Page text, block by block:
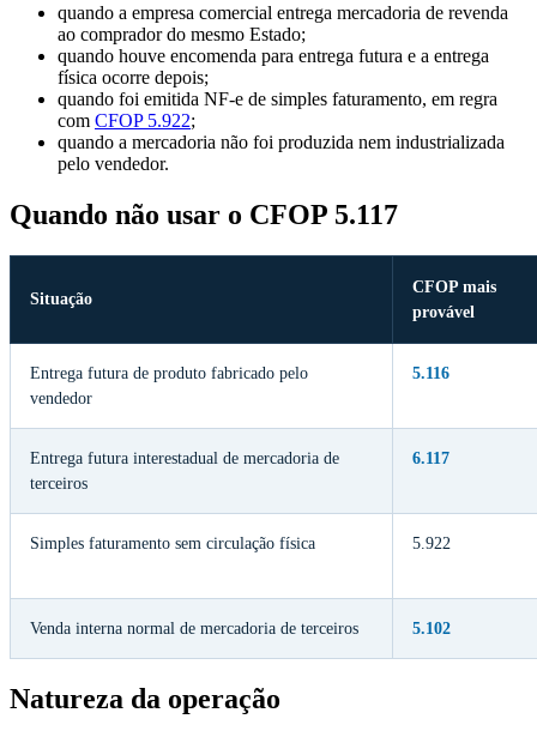
quando a empresa comercial entrega mercadoria de revenda
ao comprador do mesmo Estado;
quando houve encomenda para entrega futura e a entrega
física ocorre depois;
quando foi emitida NF-e de simples faturamento, em regra
com CFOP 5.922;
quando a mercadoria não foi produzida nem industrializada
pelo vendedor.
Quando não usar o CFOP 5.117
Situação
CFOP mais
provável
Entrega futura de produto fabricado pelo
vendedor
5.116
Entrega futura interestadual de mercadoria de
terceiros
6.117
Simples faturamento sem circulação física 5.922
Venda interna normal de mercadoria de terceiros 5.102
Natureza da operação